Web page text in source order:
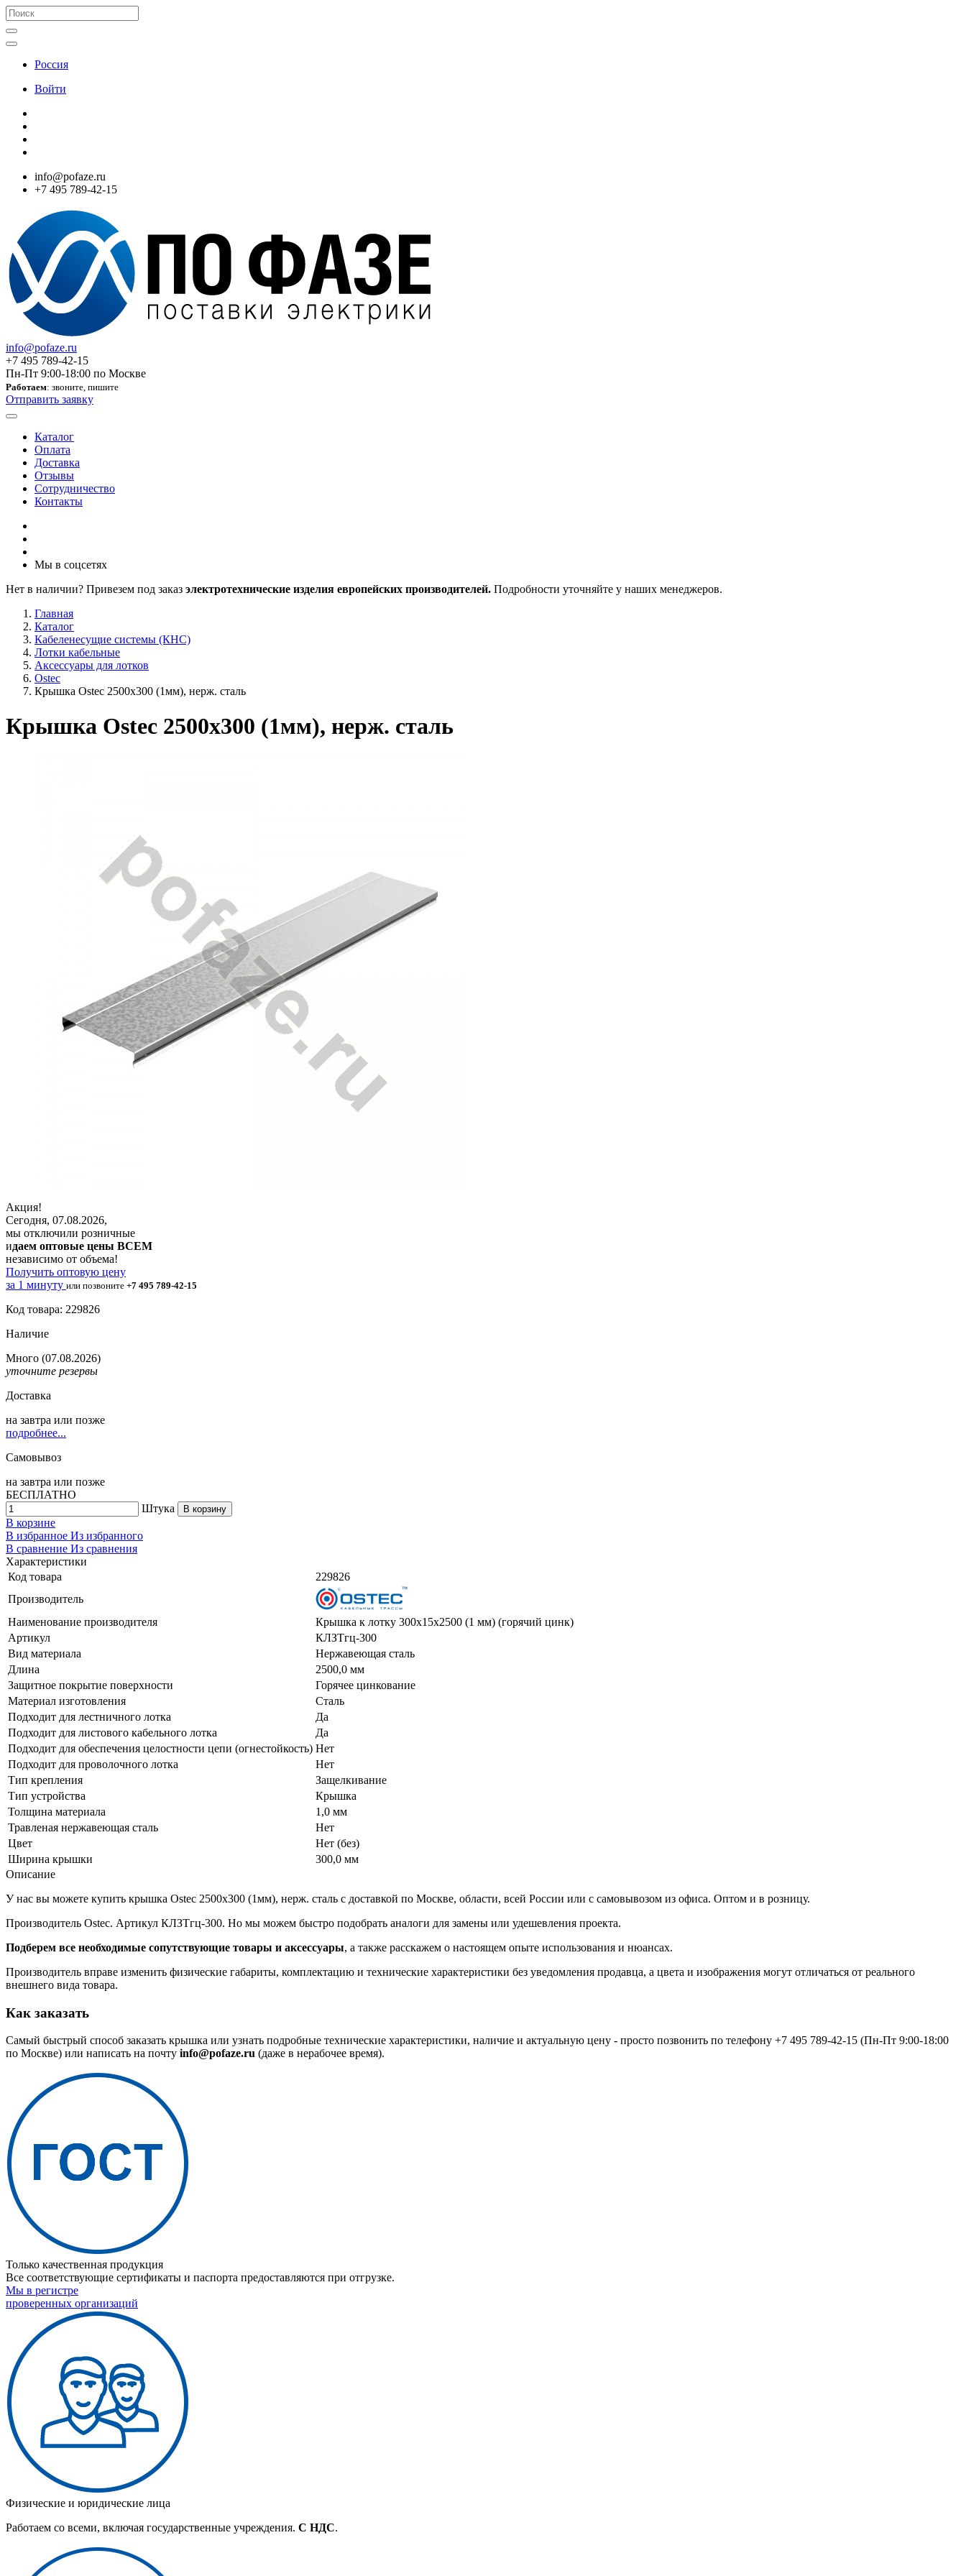
Россия
Войти
info@pofaze.ru
+7 495 789-42-15
info@pofaze.ru
+7 495 789-42-15
Пн-Пт 9:00-18:00 по Москве
Работаем: звоните, пишите
Отправить заявку
Каталог
Оплата
Доставка
Отзывы
Сотрудничество
Контакты
Мы в соцсетях
Нет в наличии? Привезем под заказ электротехнические изделия европейских производителей. Подробности уточняйте у наших менеджеров.
Главная
Каталог
Кабеленесущие системы (КНС)
Лотки кабельные
Аксессуары для лотков
Ostec
Крышка Ostec 2500х300 (1мм), нерж. сталь
Крышка Ostec 2500х300 (1мм), нерж. сталь
Акция!
Сегодня, 07.08.2026,
мы отключили розничные
идаем оптовые цены ВСЕМ
независимо от объема!
Получить оптовую цену
за 1 минуту или позвоните +7 495 789-42-15
Код товара: 229826
Наличие
Много (07.08.2026)
уточните резервы
Доставка
на завтра или позже
подробнее...
Самовывоз
на завтра или позже
БЕСПЛАТНО
Штука
В корзину
В корзине
В избранное Из избранного
В сравнение Из сравнения
Характеристики
Код товара
229826
Производитель
Наименование производителя
Крышка к лотку 300х15х2500 (1 мм) (горячий цинк)
Артикул
КЛЗТгц-300
Вид материала
Нержавеющая сталь
Длина
2500,0 мм
Защитное покрытие поверхности
Горячее цинкование
Материал изготовления
Сталь
Подходит для лестничного лотка
Да
Подходит для листового кабельного лотка
Да
Подходит для обеспечения целостности цепи (огнестойкость) Нет
Подходит для проволочного лотка
Нет
Тип крепления
Защелкивание
Тип устройства
Крышка
Толщина материала
1,0 мм
Травленая нержавеющая сталь
Нет
Цвет
Нет (без)
Ширина крышки
300,0 мм
Описание
У нас вы можете купить крышка Ostec 2500х300 (1мм), нерж. сталь с доставкой по Москве, области, всей России или с самовывозом из офиса. Оптом и в розницу.
Производитель Ostec. Артикул КЛЗТгц-300. Но мы можем быстро подобрать аналоги для замены или удешевления проекта.
Подберем все необходимые сопутствующие товары и аксессуары, а также расскажем о настоящем опыте использования и нюансах.
Производитель вправе изменить физические габариты, комплектацию и технические характеристики без уведомления продавца, а цвета и изображения могут отличаться от реального
внешнего вида товара.
Как заказать
Самый быстрый способ заказать крышка или узнать подробные технические характеристики, наличие и актуальную цену - просто позвонить по телефону +7 495 789-42-15 (Пн-Пт 9:00-18:00
по Москве) или написать на почту info@pofaze.ru (даже в нерабочее время).
Только качественная продукция
Все соответствующие сертификаты и паспорта предоставляются при отгрузке.
Мы в регистре
проверенных организаций
Физические и юридические лица
Работаем со всеми, включая государственные учреждения. С НДС.